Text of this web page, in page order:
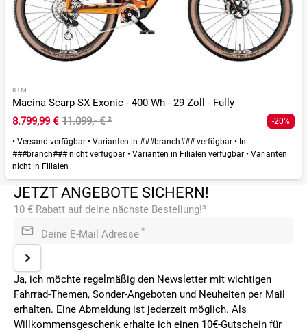
KTM
Macina Scarp SX Exonic - 400 Wh - 29 Zoll - Fully
8.799,99 € 11.099,- €² -20%
• Versand verfügbar • Varianten in ###branch### verfügbar • In
###branch### nicht verfügbar • Varianten in Filialen verfügbar • Varianten
nicht in Filialen
JETZT ANGEBOTE SICHERN!
10 € Rabatt auf deine nächste Bestellung!³
Deine E-Mail Adresse *
Ja, ich möchte regelmäßig den Newsletter mit wichtigen
Fahrrad-Themen, Sonder-Angeboten und Neuheiten per Mail
erhalten. Eine Abmeldung ist jederzeit möglich. Als
Willkommensgeschenk erhalte ich einen 10€-Gutschein für